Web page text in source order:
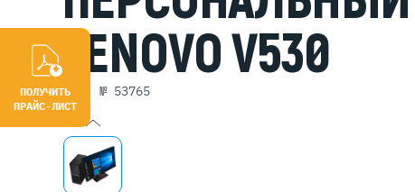
Tower
LENOVO V530
арт. № 53765
ПОЛУЧИТЬ
ПРАЙС-ЛИСТ